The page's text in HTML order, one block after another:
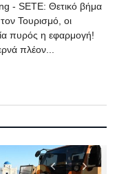
- SETE: Θετικό βήμα
Τουρισμό, οι
πυρός η εφαρμογή!
πλέον...